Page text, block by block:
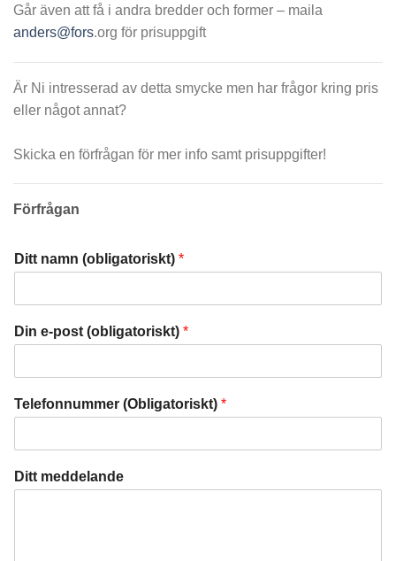
Går även att få i andra bredder och former – maila
anders@fors.org för prisuppgift
Är Ni intresserad av detta smycke men har frågor kring pris
eller något annat?
Skicka en förfrågan för mer info samt prisuppgifter!
Förfrågan
Ditt namn (obligatoriskt) *
Din e-post (obligatoriskt) *
Telefonnummer (Obligatoriskt) *
Ditt meddelande